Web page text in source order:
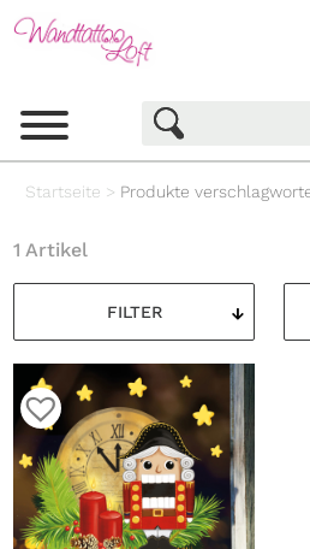
Startseite > Produkte
FILTER
1 Artikel